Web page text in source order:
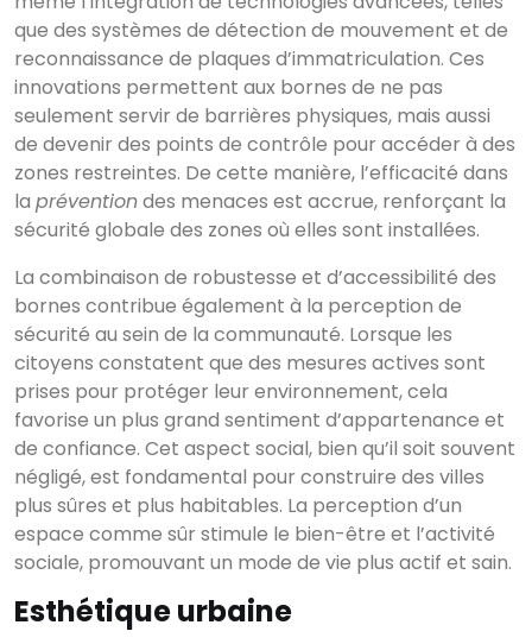
Commencez à écrire
pour voir les résultats.
Voir tous les
résultats
que des systèmes de détection de mouvement et de
reconnaissance de plaques d’immatriculation. Ces
innovations permettent aux bornes de ne pas
seulement servir de barrières physiques, mais aussi
de devenir des points de contrôle pour accéder à des
zones restreintes. De cette manière, l’efficacité dans
la préventiondes menaces est accrue, renforçant la
sécurité globale des zones où elles sont installées.
La combinaison de robustesse et d’accessibilité des
bornes contribue également à la perception de
sécurité au sein de la communauté. Lorsque les
citoyens constatent que des mesures actives sont
prises pour protéger leur environnement, cela
favorise un plus grand sentiment d’appartenance et
de confiance. Cet aspect social, bien qu’il soit souvent
négligé, est fondamental pour construire des villes
plus sûres et plus habitables. La perception d’un
espace comme sûr stimule le bien-être et l’activité
sociale, promouvant un mode de vie plus actif et sain.
Esthétique urbaine